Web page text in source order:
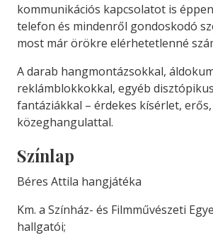
kommunikációs kapcsolatot is
telefon és mindenről gondoskodó
most már örökre elérhetetlenné
A darab hangmontázsokkal,
reklámblokkokkal, egyéb
fantáziákkal – érdekes kísérlet,
közeghangulattal.
Színlap
Béres Attila hangjátéka
Km. a Színház- és Filmművészeti
hallgatói;